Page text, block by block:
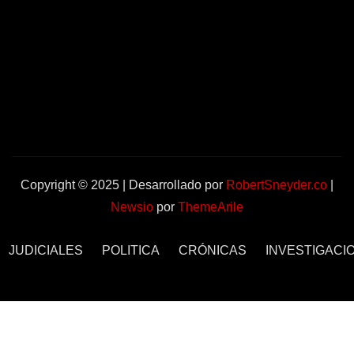
Copyright © 2025 | Desarrollado por RobertSneyder.co
Newsio por ThemeArile
JUDICIALES POLITICA CRÓNICAS